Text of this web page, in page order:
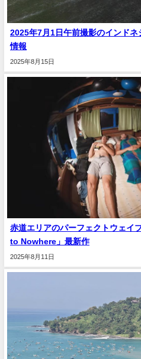
2025年7月1日午前撮影のインド
情報
2025年8月15日
赤道エリアのパーフェクトウェイ
to Nowhere」最新作
2025年8月11日